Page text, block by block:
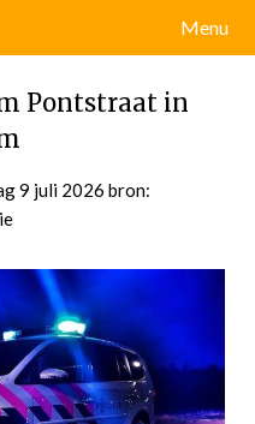
Menu
Pontstraat in
9 juli 2026 door
bron: